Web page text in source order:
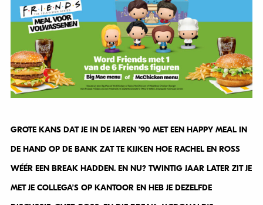
GROTE KANS DAT JE IN DE JAREN ’90 MET EEN HAPPY MEAL IN
DE HAND OP DE BANK ZAT TE KIJKEN HOE RACHEL EN ROSS
WÉÉR EEN BREAK HADDEN. EN NU? TWINTIG JAAR LATER ZIT JE
MET JE COLLEGA’S OP KANTOOR EN HEB JE DEZELFDE